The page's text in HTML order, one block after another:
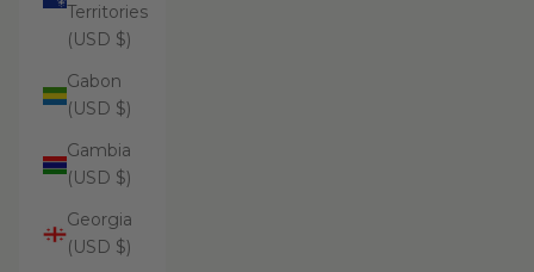
Territories
(USD $)
Gabon
(USD $)
Gambia
(USD $)
Georgia
(USD $)